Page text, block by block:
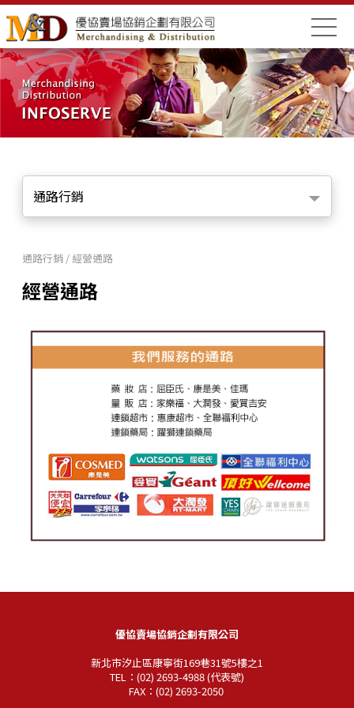
通路行銷
通路行銷 / 經營通路
經營通路
優協賣場協銷企劃有限公司
新北市汐止區康寧街169巷31號5樓之1
TEL：(02) 2693-4988 (代表號)
FAX：(02) 2693-2050